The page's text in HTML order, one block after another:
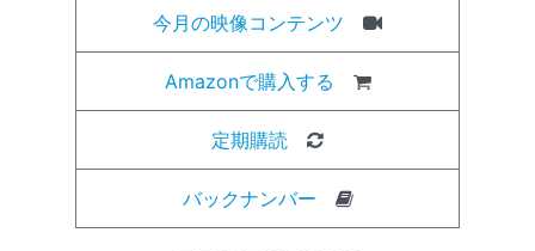
今月の映像コンテンツ
Amazonで購入する
定期購読
バックナンバー